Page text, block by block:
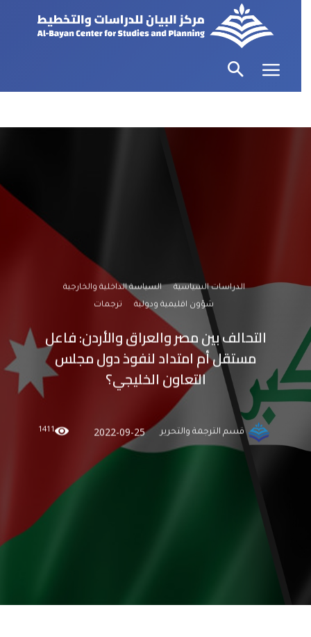
الدراسات السياسية
السياسة الداخلية والخارجية
شؤون اقليمية ودولية
ترجمات
التحالف بين مصر والعراق والأردن: فاعل
مستقل أم امتداد لنفوذ دول مجلس
التعاون الخليجي؟
قسم الترجمة والتحرير 2022-09-25
1411